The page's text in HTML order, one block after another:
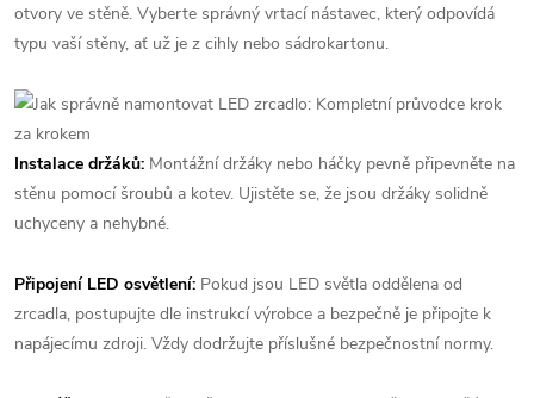
otvory ve stěně. Vyberte správný vrtací nástavec, který odpovídá
typu vaší stěny, ať už je z cihly nebo sádrokartonu.
Instalace držáků: Montážní držáky nebo háčky pevně připevněte na
stěnu pomocí šroubů a kotev. Ujistěte se, že jsou držáky solidně
uchyceny a nehybné.
Připojení LED osvětlení: Pokud jsou LED světla oddělena od
zrcadla, postupujte dle instrukcí výrobce a bezpečně je připojte k
napájecímu zdroji. Vždy dodržujte příslušné bezpečnostní normy.